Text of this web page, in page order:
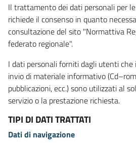
Il trattamento dei dati personali per
richiede il consenso in quanto
consultazione del sito "Normattiva
federato regionale".
I dati personali forniti dagli utenti
invio di materiale informativo
pubblicazioni, ecc.) sono utilizzati al
servizio o la prestazione richiesta.
TIPI DI DATI TRATTATI
Dati di navigazione